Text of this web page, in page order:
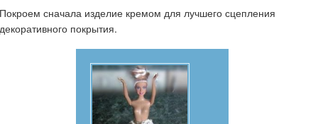
Покроем сначала изделие кремом для лучшего сцепления
декоративного покрытия.